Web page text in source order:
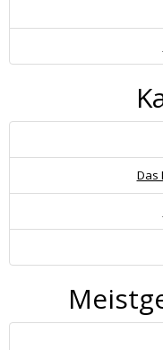
Das